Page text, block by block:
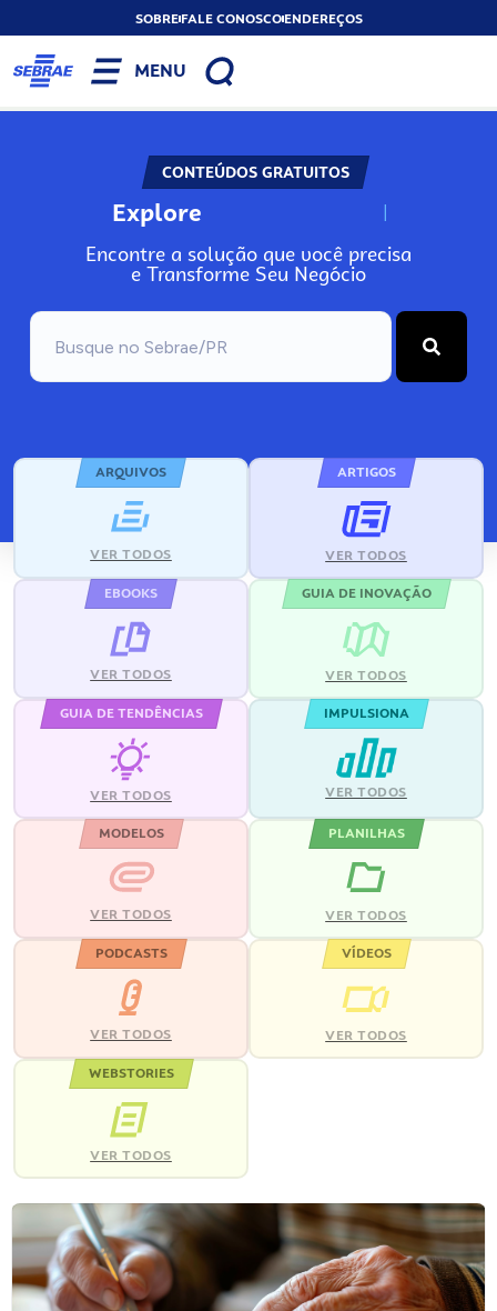
SOBREFALE CONOSCOENDEREÇOS
MENU
CONTEÚDOS GRATUITOS
Explore N
Encontre a solução que você precisa
e Transforme Seu Negócio
ARQUIVOS
VER TODOS
ARTIGOS
VER TODOS
EBOOKS
VER TODOS
GUIA DE INOVAÇÃO
VER TODOS
GUIA DE TENDÊNCIAS
VER TODOS
IMPULSIONA
VER TODOS
MODELOS
VER TODOS
PLANILHAS
VER TODOS
PODCASTS
VER TODOS
VÍDEOS
VER TODOS
WEBSTORIES
VER TODOS